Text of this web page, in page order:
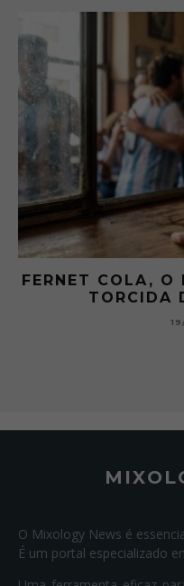
GIBSON: O
O Mixology News é
É um portal especializado